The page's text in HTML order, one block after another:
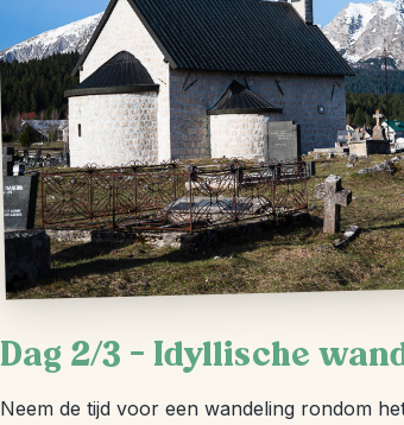
Dag 2/3 – Idyllische
Neem de tijd voor een wandeling rondom